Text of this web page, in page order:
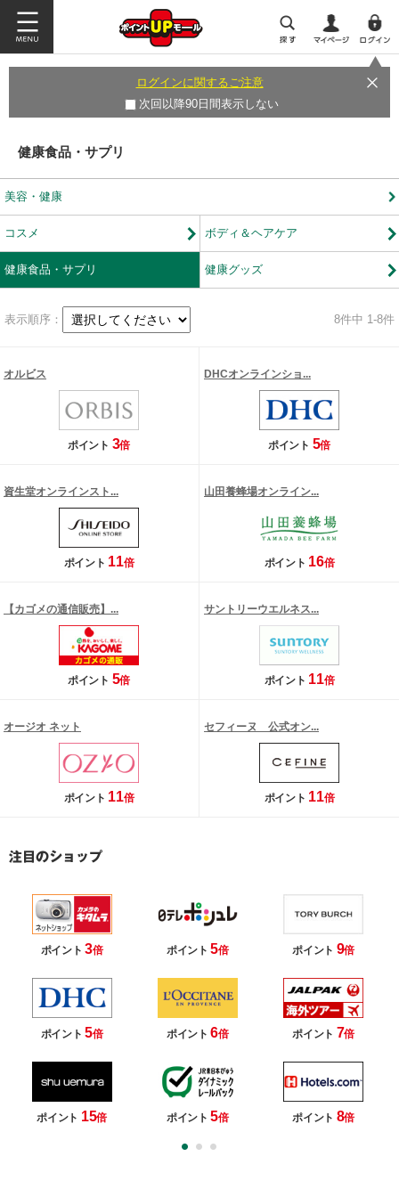
ログインに関するご注意
次回以降90日間表示しない
健康食品・サプリ
美容・健康
コスメ ボディ＆ヘアケア
健康食品・サプリ 健康グッズ
表示順序： 8件中 1-8件
オルビス
ポイント 3倍
DHCオンラインショ...
ポイント 5倍
資生堂オンラインスト...
ポイント 11倍
山田養蜂場オンライン...
ポイント 16倍
【カゴメの通信販売】...
ポイント 5倍
サントリーウエルネス...
ポイント 11倍
オージオ ネット
ポイント 11倍
セフィーヌ 公式オン...
ポイント 11倍
ポイント3倍 ポイント5倍 ポイント 9倍
ポイント5倍 ポイント6倍 ポイント 7倍
ポイント 15倍 ポイント5倍 ポイント 8倍